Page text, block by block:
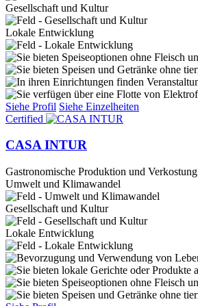
Gesellschaft und Kultur
Lokale Entwicklung
Siehe Profil Siehe Einzelheiten
Certified
CASA INTUR
Gastronomische Produktion und Verkostung
Umwelt und Klimawandel
Gesellschaft und Kultur
Lokale Entwicklung